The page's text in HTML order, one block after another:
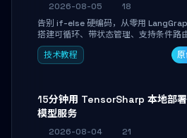
2026-08-05
18
告别 if-else 硬编码，从零用
搭建可循环、带状态管理、支持条件路
多步骤 AI 代理。学完能独立编写包含自
决策、工具调用和持久化状态的复杂工
技术教程 原
15分钟用 TensorSharp 本地部
模型服务
2026-08-04
21